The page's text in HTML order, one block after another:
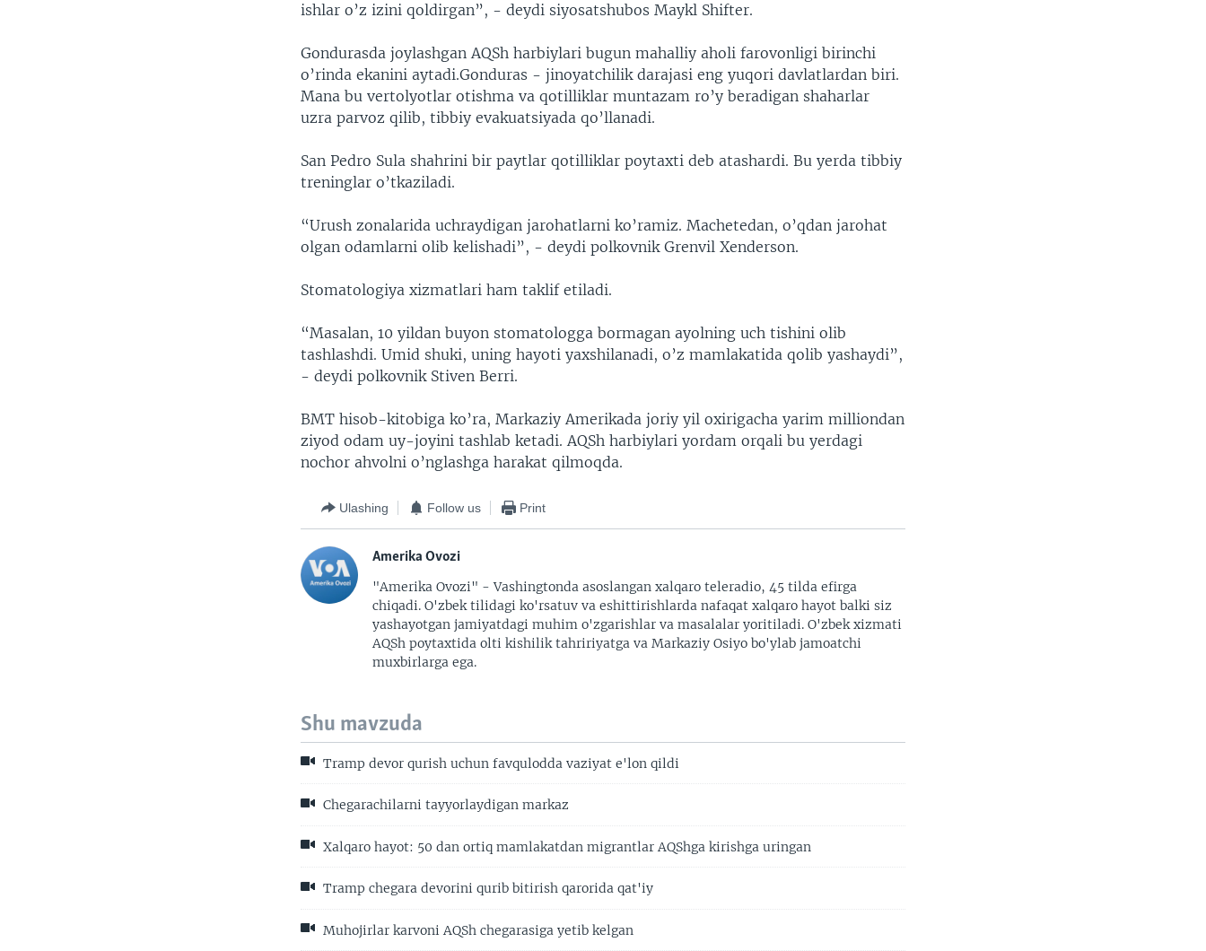
ishlar o’z izini qoldirgan”, - deydi siyosatshubos Maykl Shifter.
Gondurasda joylashgan AQSh harbiylari bugun mahalliy aholi farovonligi birinchi
o’rinda ekanini aytadi.Gonduras - jinoyatchilik darajasi eng yuqori davlatlardan biri.
Mana bu vertolyotlar otishma va qotilliklar muntazam ro’y beradigan shaharlar
uzra parvoz qilib, tibbiy evakuatsiyada qo’llanadi.
San Pedro Sula shahrini bir paytlar qotilliklar poytaxti deb atashardi. Bu yerda tibbiy
treninglar o’tkaziladi.
“Urush zonalarida uchraydigan jarohatlarni ko’ramiz. Machetedan, o’qdan jarohat
olgan odamlarni olib kelishadi”, - deydi polkovnik Grenvil Xenderson.
Stomatologiya xizmatlari ham taklif etiladi.
“Masalan, 10 yildan buyon stomatologga bormagan ayolning uch tishini olib
tashlashdi. Umid shuki, uning hayoti yaxshilanadi, o’z mamlakatida qolib yashaydi”,
- deydi polkovnik Stiven Berri.
BMT hisob-kitobiga ko’ra, Markaziy Amerikada joriy yil oxirigacha yarim milliondan
ziyod odam uy-joyini tashlab ketadi. AQSh harbiylari yordam orqali bu yerdagi
nochor ahvolni o’nglashga harakat qilmoqda.
Ulashing Follow us Print
Amerika Ovozi
"Amerika Ovozi" - Vashingtonda asoslangan xalqaro teleradio, 45 tilda efirga
chiqadi. O'zbek tilidagi ko'rsatuv va eshittirishlarda nafaqat xalqaro hayot balki siz
yashayotgan jamiyatdagi muhim o'zgarishlar va masalalar yoritiladi. O'zbek xizmati
AQSh poytaxtida olti kishilik tahririyatga va Markaziy Osiyo bo'ylab jamoatchi
muxbirlarga ega.
Shu mavzuda
Tramp devor qurish uchun favqulodda vaziyat e'lon qildi
Chegarachilarni tayyorlaydigan markaz
Xalqaro hayot: 50 dan ortiq mamlakatdan migrantlar AQShga kirishga uringan
Tramp chegara devorini qurib bitirish qarorida qat'iy
Muhojirlar karvoni AQSh chegarasiga yetib kelgan